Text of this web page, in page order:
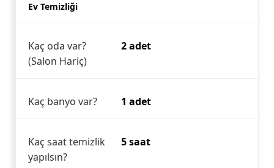
Ev Temizliği
Kaç oda var?
(Salon Hariç)
2 adet
Kaç banyo var? 1 adet
Kaç saat temizlik
yapılsın?
5 saat